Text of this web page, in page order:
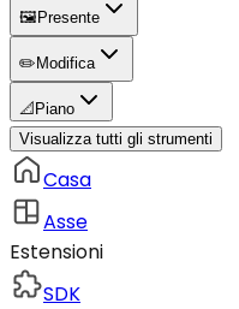
🖼️ Presente
✏️ Modifica
📐 Piano
Visualizza tutti gli strumenti
Casa
Asse
Estensioni
SDK